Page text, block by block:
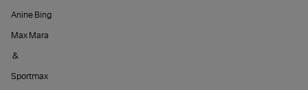
Anine Bing
Max Mara
&
Sportmax